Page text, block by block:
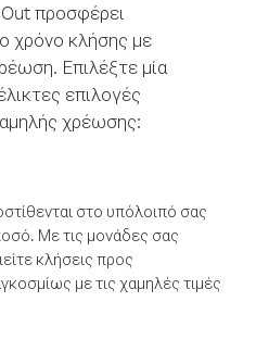
προσφέρει
χρόνο κλήσης με
Επιλέξτε μία
επιλογές
χρέωσης:
στο υπόλοιπό σας
Με τις μονάδες σας
κλήσεις προς
με τις χαμηλές τιμές